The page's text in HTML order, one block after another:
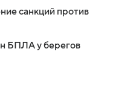
санкций против
БПЛА у берегов